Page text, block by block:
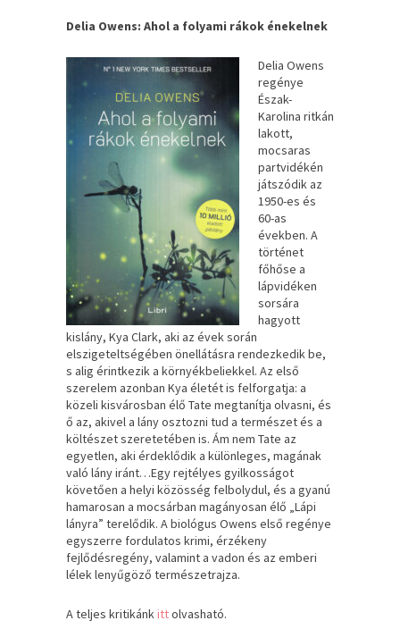
Delia Owens: Ahol a folyami rákok énekelnek
Delia ​Owens
regénye
Észak-
Karolina ritkán
lakott,
mocsaras
partvidékén
játszódik az
1950-es és
60-as
években. A
történet
főhőse a
lápvidéken
sorsára
hagyott
kislány, Kya Clark, aki az évek során
elszigeteltségében önellátásra rendezkedik be,
s alig érintkezik a környékbeliekkel. Az első
szerelem azonban Kya életét is felforgatja: a
közeli kisvárosban élő Tate megtanítja olvasni, és
ő az, akivel a lány osztozni tud a természet és a
költészet szeretetében is. Ám nem Tate az
egyetlen, aki érdeklődik a különleges, magának
való lány iránt…Egy rejtélyes gyilkosságot
követően a helyi közösség felbolydul, és a gyanú
hamarosan a mocsárban magányosan élő „Lápi
lányra” terelődik. A biológus Owens első regénye
egyszerre fordulatos krimi, érzékeny
fejlődésregény, valamint a vadon és az emberi
lélek lenyűgöző természetrajza.
A teljes kritikánkittolvasható.